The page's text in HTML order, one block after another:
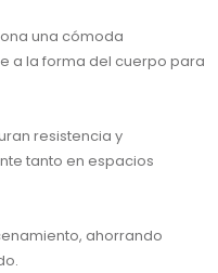
una cómoda
a la forma del cuerpo para
resistencia y
tanto en espacios
ahorrando